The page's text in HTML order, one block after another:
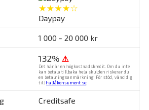
★★★★☆
Daypay
1 000 - 20 000 kr
132% ⚠
Det här är en högkostnadskredit. Om du inte
kan betala tillbaka hela skulden riskerar du
en betalningsanmärkning. För stöd, vänd dig
till hallåkonsument.se
Creditsafe